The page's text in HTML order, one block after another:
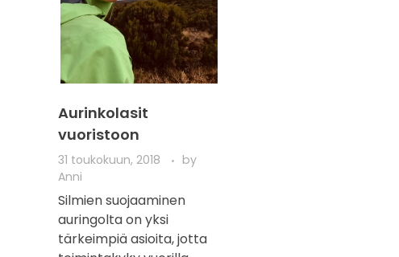
Aurinkolasit
vuoristoon
31 toukokuun, 2018
by
Anni
Silmien suojaaminen
auringolta on yksi
tärkeimpiä asioita, jotta